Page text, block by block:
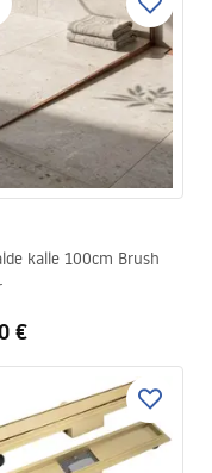
kalle 100cm Brush
€